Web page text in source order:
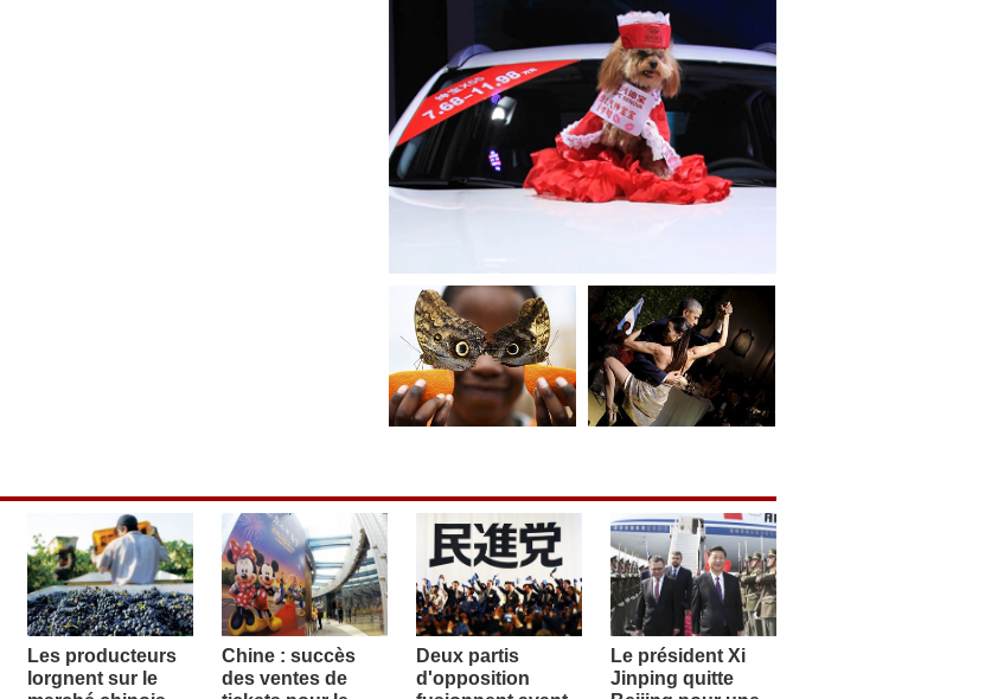
Les producteurs
lorgnent sur le
Chine : succès
des ventes de
Deux partis
d'opposition
Le président Xi
Jinping quitte